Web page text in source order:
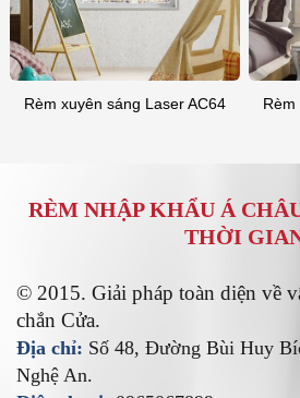
Rèm xuyên sáng Laser AC64
RÈM NHẬP KHẨU Á
THỜI
© 2015. Giải pháp toàn diện về
chắn Cửa.
Địa chỉ: Số 48, Đường Bùi Huy
Nghệ An.